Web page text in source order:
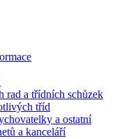
rad a třídních schůzek
tříd
a ostatní
a kanceláří